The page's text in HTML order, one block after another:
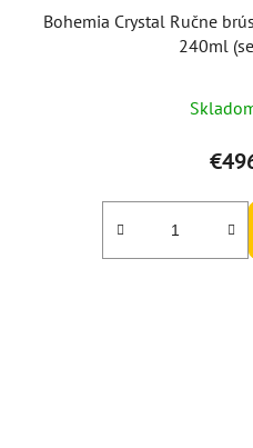
Bohemia Crystal Ručne
240ml